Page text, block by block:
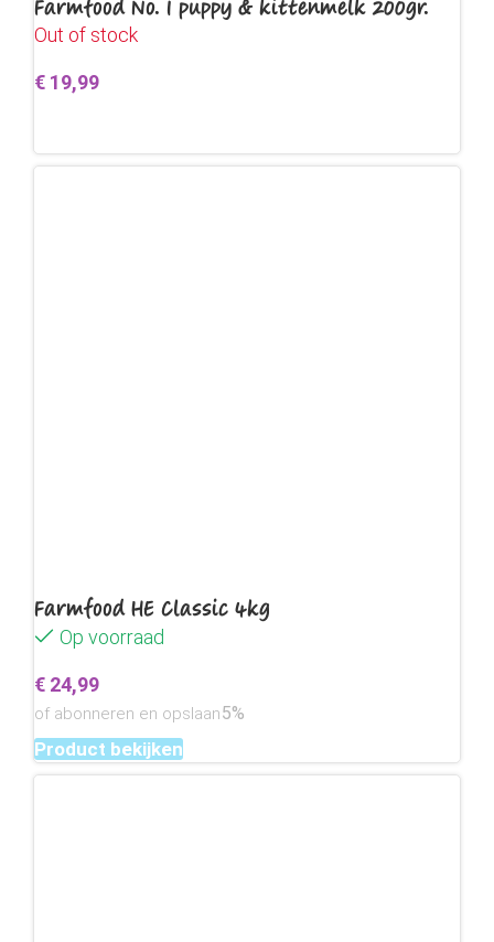
Farmfood No. 1 puppy & kittenmelk 200gr.
Out of stock
€ 19,99
Farmfood HE Classic 4kg
Op voorraad
€ 24,99
of abonneren en opslaan5%
Product bekijken